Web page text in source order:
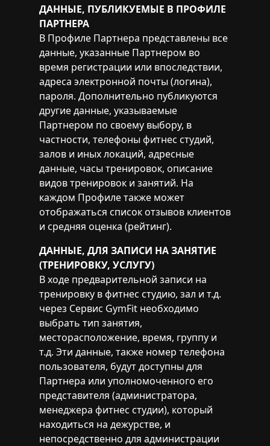
ДАННЫЕ, ПУБЛИКУЕМЫЕ В ПРОФИЛЕ
ПАРТНЕРА
В Профиле Партнера представлены все
данные, указанные Партнером во
время регистрации или впоследствии,
адреса электронной почты (логина),
пароля. Дополнительно публикуются
другие данные, указываемые
Партнером по своему выбору, в
частности, телефоны фитнес студий,
залов и иных локаций, адресные
данные, часы тренировок, описание
видов тренировок и занятий. На
каждом Профиле также может
отображаться список отзывов клиентов
и средняя оценка (рейтинг).
ДАННЫЕ, ДЛЯ ЗАПИСИ НА ЗАНЯТИЕ
(ТРЕНИРОВКУ, УСЛУГУ)
В ходе предварительной записи на
тренировку в фитнес студию, зал и т.д.
через Сервис GymFit необходимо
выбрать тип занятия,
месторасположение, время, группу и
т.д. Эти данные, также номер телефона
пользователя, будут доступны для
Партнера или уполномоченного его
представителя (администратора,
менеджера фитнес студии), который
находиться на дежурстве, и
непосредственно для администрации